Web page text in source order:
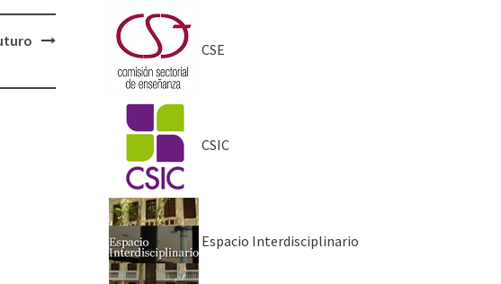
CSE
CSIC
Espacio Interdisciplinario